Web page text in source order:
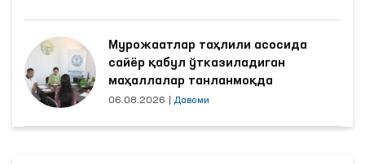
Мурожаатлар таҳлили асосида
сайёр қабул ўтказиладиган
маҳаллалар танланмоқда
06.08.2026 Давоми